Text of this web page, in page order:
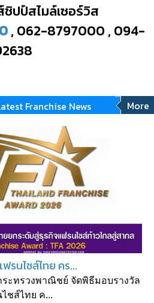
ปป์สไมล์เซอร์วิส
, 062-8797000 , 094-
Franchise News More
รนไชส์ไทย คร...
ะทรวงพาณิชย์ จัดพิธีมอบรางวัล
ชส์ไทย ค...